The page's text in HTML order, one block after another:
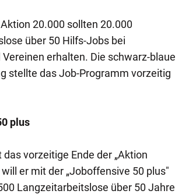
20.000 sollten 20.000
über 50 Hilfs-Jobs bei
erhalten. Die schwarz-blaue
stellte das Job-Programm vorzeitig
plus
vorzeitige Ende der „Aktion
er mit der „Joboffensive 50 plus"
Langzeitarbeitslose über 50 Jahre